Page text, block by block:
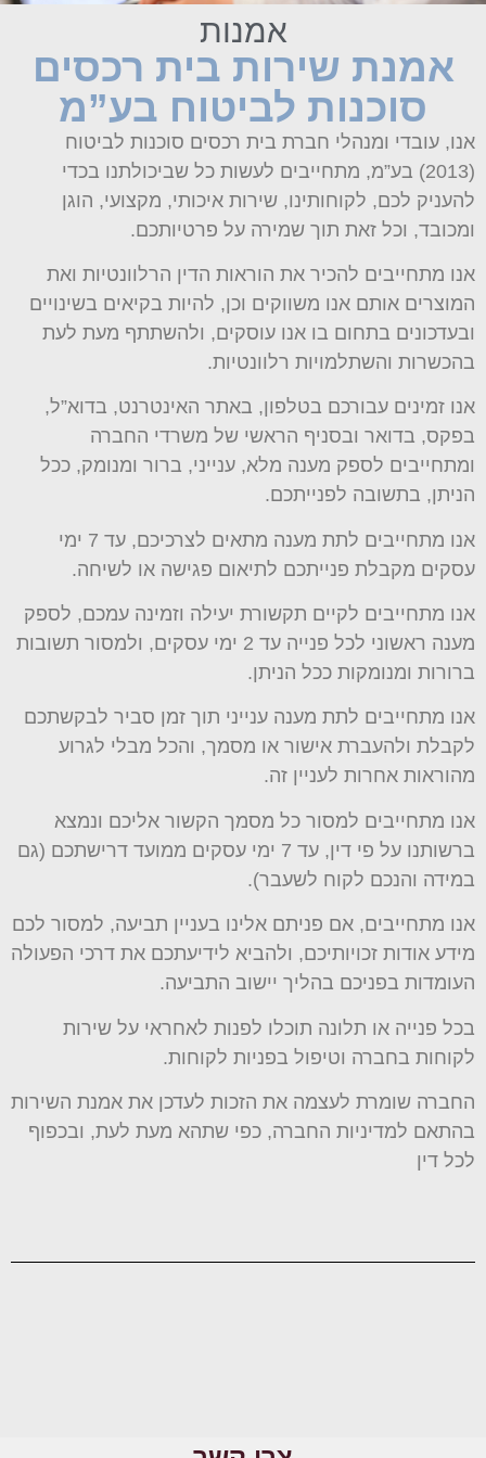
אמנות
אמנת שירות בית רכסים
סוכנות לביטוח בע”מ
אנו, עובדי ומנהלי חברת בית רכסים סוכנות לביטוח
(2013) בע”מ, מתחייבים לעשות כל שביכולתנו בכדי
להעניק לכם, לקוחותינו, שירות איכותי, מקצועי, הוגן
ומכובד, וכל זאת תוך שמירה על פרטיותכם.
אנו מתחייבים להכיר את הוראות הדין הרלוונטיות ואת
המוצרים אותם אנו משווקים וכן, להיות בקיאים בשינויים
ובעדכונים בתחום בו אנו עוסקים, ולהשתתף מעת לעת
בהכשרות והשתלמויות רלוונטיות.
אנו זמינים עבורכם בטלפון, באתר האינטרנט, בדוא”ל,
בפקס, בדואר ובסניף הראשי של משרדי החברה
ומתחייבים לספק מענה מלא, ענייני, ברור ומנומק, ככל
הניתן, בתשובה לפנייתכם.
אנו מתחייבים לתת מענה מתאים לצרכיכם, עד 7 ימי
עסקים מקבלת פנייתכם לתיאום פגישה או לשיחה.
אנו מתחייבים לקיים תקשורת יעילה וזמינה עמכם, לספק
מענה ראשוני לכל פנייה עד 2 ימי עסקים, ולמסור תשובות
ברורות ומנומקות ככל הניתן.
אנו מתחייבים לתת מענה ענייני תוך זמן סביר לבקשתכם
לקבלת ולהעברת אישור או מסמך, והכל מבלי לגרוע
מהוראות אחרות לעניין זה.
אנו מתחייבים למסור כל מסמך הקשור אליכם ונמצא
ברשותנו על פי דין, עד 7 ימי עסקים ממועד דרישתכם (גם
במידה והנכם לקוח לשעבר).
אנו מתחייבים, אם פניתם אלינו בעניין תביעה, למסור לכם
מידע אודות זכויותיכם, ולהביא לידיעתכם את דרכי הפעולה
העומדות בפניכם בהליך יישוב התביעה.
בכל פנייה או תלונה תוכלו לפנות לאחראי על שירות
לקוחות בחברה וטיפול בפניות לקוחות.
החברה שומרת לעצמה את הזכות לעדכן את אמנת השירות
בהתאם למדיניות החברה, כפי שתהא מעת לעת, ובכפוף
לכל דין